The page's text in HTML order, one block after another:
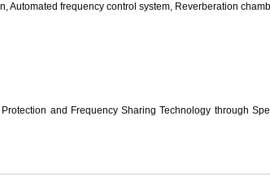
Automated frequency control system, Reverberation
and Frequency Sharing Technology through